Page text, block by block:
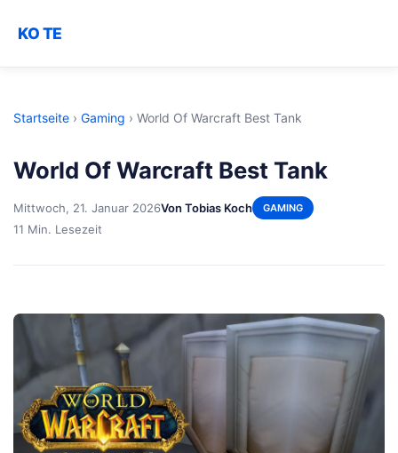
KO TE
Startseite › Gaming › World Of Warcraft Best Tank
World Of Warcraft Best Tank
Mittwoch, 21. Januar 2026Von Tobias Koch GAMING
11 Min. Lesezeit